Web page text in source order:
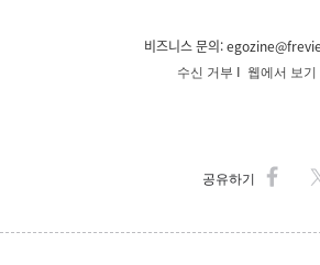
비즈니스 문의:
수신 거부 I 웹에서 보기
공유하기